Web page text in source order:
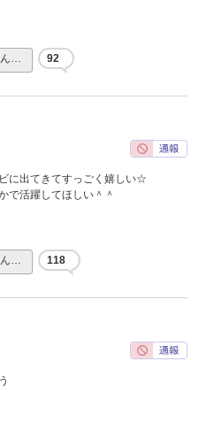
… 92
に出てきてすっごく嬉しい☆
で活躍してほしい＾＾
… 118